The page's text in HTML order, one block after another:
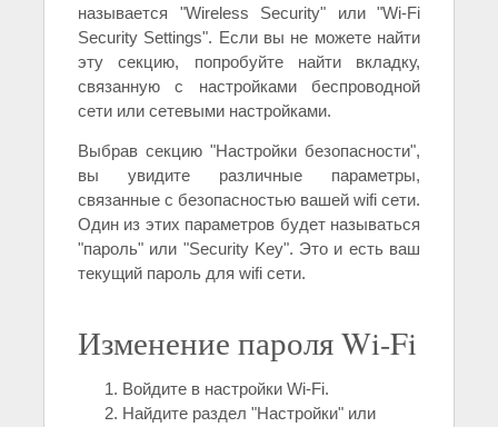
называется "Wireless Security" или "Wi-Fi
Security Settings". Если вы не можете найти
эту секцию, попробуйте найти вкладку,
связанную с настройками беспроводной
сети или сетевыми настройками.
Выбрав секцию "Настройки безопасности",
вы увидите различные параметры,
связанные с безопасностью вашей wifi сети.
Один из этих параметров будет называться
"пароль" или "Security Key". Это и есть ваш
текущий пароль для wifi сети.
Изменение пароля Wi-Fi
Войдите в настройки Wi-Fi.
Найдите раздел "Настройки" или